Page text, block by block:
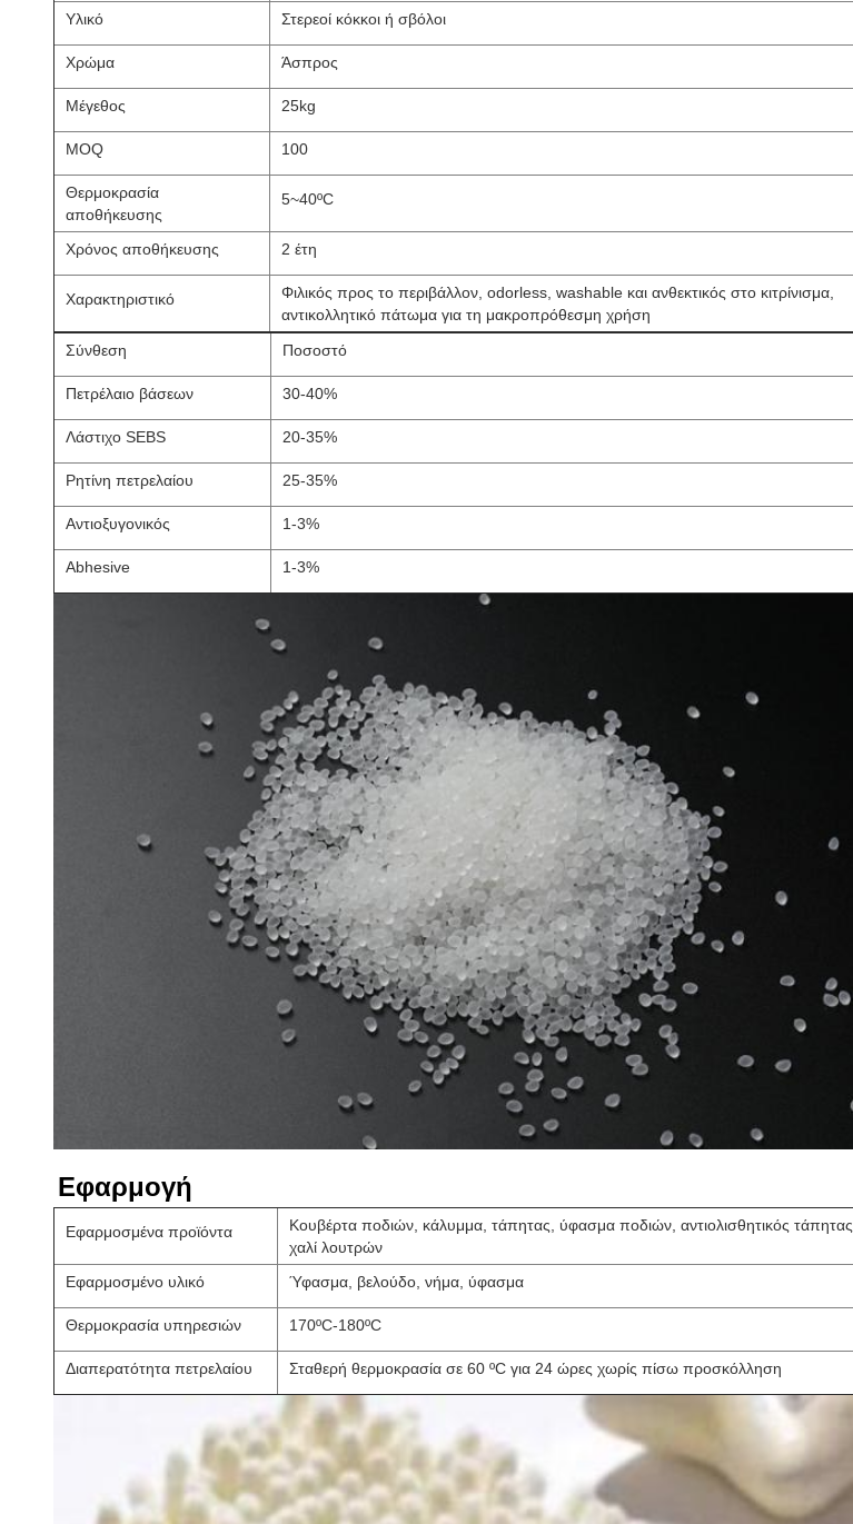
Υλικό Στερεοί κόκκοι ή σβόλοι
Χρώμα Άσπρος
Μέγεθος 25kg
MOQ 100
Θερμοκρασία
αποθήκευσης
5~40ºC
Χρόνος αποθήκευσης 2 έτη
Χαρακτηριστικό
Φιλικός προς το περιβάλλον, odorless, washable και ανθεκτικός στο κιτρίνισμα,
αντικολλητικό πάτωμα για τη μακροπρόθεσμη χρήση
Σύνθεση
Ποσοστό
Πετρέλαιο βάσεων 30-40%
Λάστιχο SEBS 20-35%
Ρητίνη πετρελαίου 25-35%
Αντιοξυγονικός 1-3%
Abhesive 1-3%
Εφαρμογή
Εφαρμοσμένα προϊόντα
Κουβέρτα ποδιών, κάλυμμα, τάπητας, ύφασμα ποδιών, αντιολισθητικός τάπητας,
χαλί λουτρών
Εφαρμοσμένο υλικό
Ύφασμα, βελούδο, νήμα, ύφασμα
Θερμοκρασία υπηρεσιών 170ºC-180ºC
Διαπερατότητα πετρελαίου Σταθερή θερμοκρασία σε 60 ºC για 24 ώρες χωρίς πίσω προσκόλληση